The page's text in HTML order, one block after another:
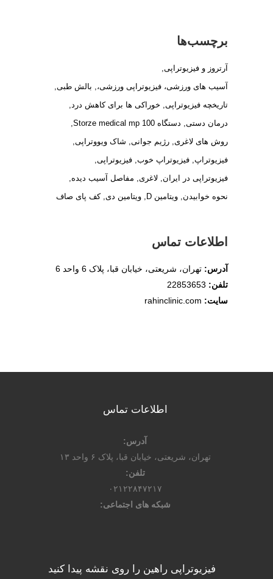
برچسب‌ها
آرتروز و فیزیوتراپی
آسیب های ورزشی، فیزیوتراپی ورزشی،
بالش طبی
تاریخچه فیزیوتراپی خوراکی ها برای کاهش درد
درمان دستی دستگاه Storze medical mp 100
روش های لاغری رژیم جوانی شاک ویووتراپی
فیزیوتراپ فیزیوتراپ خوب فیزیوتراپی
فیزیوتراپی در ایران لاغری مفاصل آسیب دیده
نحوه خوابیدن ویتامین D ویتامین دی کف پای صاف
اطلاعات تماس
آدرس: تهران، شریعتی، خیابان قبا، پلاک 6 واحد 6
تلفن:
سایت:
اطلاعات تماس
آدرس:
تهران، شریعتی، خیابان قبا، پلاک ۶ واحد ۱۳
تلفن:
۰۲۱۲۲۸۴۷۲۱۷
شبکه های اجتماعی:
فیزیوتراپی راهین را روی نقشه پیدا کنید